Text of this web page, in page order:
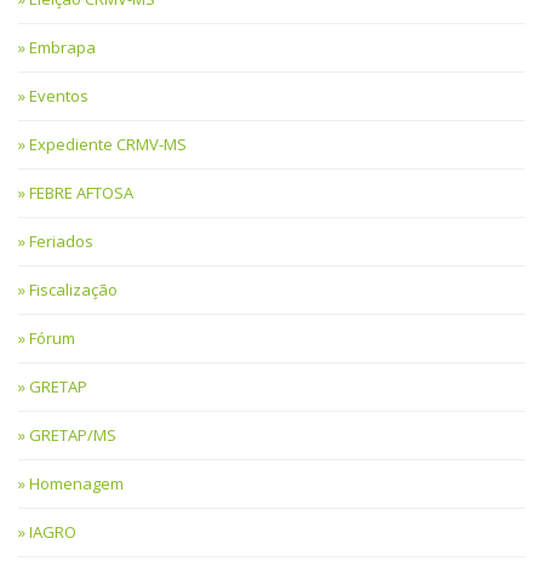
Embrapa
Eventos
Expediente CRMV-MS
FEBRE AFTOSA
Feriados
Fiscalização
Fórum
GRETAP
GRETAP/MS
Homenagem
IAGRO